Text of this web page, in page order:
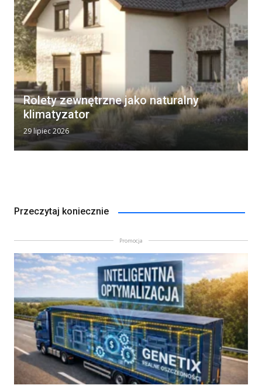
Rolety zewnętrzne jako naturalny
klimatyzator
29 lipiec 2026
Przeczytaj koniecznie
Promocja